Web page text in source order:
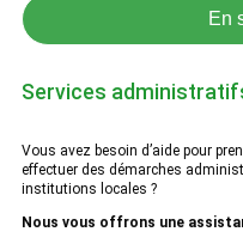
En
Services
Vous avez besoin d’aide pour
effectuer des démarches
institutions locales ?
Nous vous offrons une